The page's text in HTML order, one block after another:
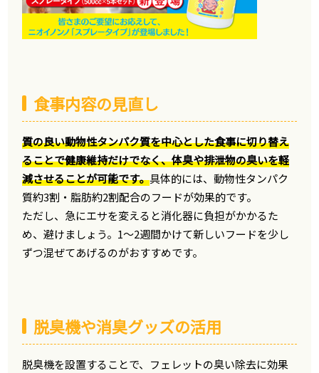
食事内容の見直し
質の良い動物性タンパク質を中心とした食事に切り替え
ることで健康維持だけでなく、体臭や排泄物の臭いを軽
減させることが可能です。具体的には、動物性タンパク
質約3割・脂肪約2割配合のフードが効果的です。
ただし、急にエサを変えると消化器に負担がかかるた
め、避けましょう。1〜2週間かけて新しいフードを少し
ずつ混ぜてあげるのがおすすめです。
脱臭機や消臭グッズの活用
脱臭機を設置することで、フェレットの臭い除去に効果